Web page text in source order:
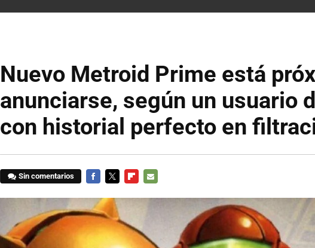
Nuevo Metroid Prime está
anunciarse, según un usuario
con historial perfecto en
Sin comentarios